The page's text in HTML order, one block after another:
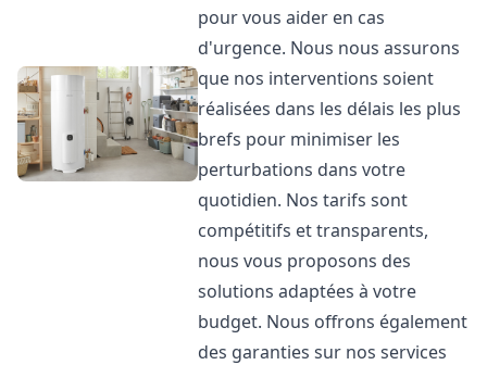
pour vous aider en cas
d'urgence. Nous nous assurons
que nos interventions soient
réalisées dans les délais les plus
brefs pour minimiser les
perturbations dans votre
quotidien. Nos tarifs sont
compétitifs et transparents,
nous vous proposons des
solutions adaptées à votre
budget. Nous offrons également
des garanties sur nos services